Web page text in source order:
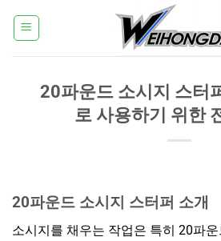
20파운드 소시지 스터
로 사용하기 위한
20파운드 소시지 스터퍼 소개
소시지를 채우는 작업은 특히 20파